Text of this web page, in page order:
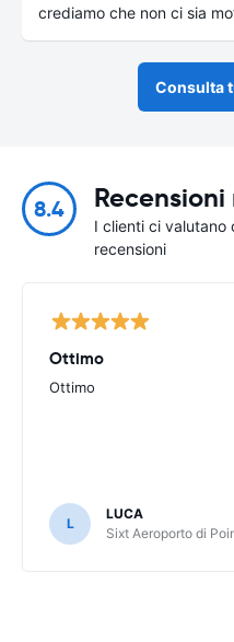
crediamo che non ci sia
Consulta
8.4
I clienti ci valutano
recensioni
Ottimo
Ottimo
L
LUCA
Sixt Aeroporto di